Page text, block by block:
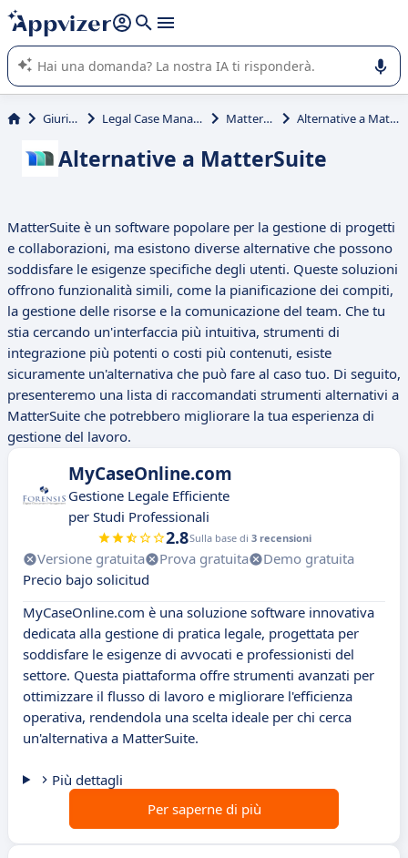
righe con
shift + enter
L'IA di Appvizer vi guida nell'utilizzo o nella scelta di un
software SaaS per la vostra azienda.
Giuridico Legal Case Management MatterSuite Alternative a MatterSuite
Alternative a MatterSuite
MatterSuite è un software popolare per la gestione di progetti
e collaborazioni, ma esistono diverse alternative che possono
soddisfare le esigenze specifiche degli utenti. Queste soluzioni
offrono funzionalità simili, come la pianificazione dei compiti,
la gestione delle risorse e la comunicazione del team. Che tu
stia cercando un'interfaccia più intuitiva, strumenti di
integrazione più potenti o costi più contenuti, esiste
sicuramente un'alternativa che può fare al caso tuo. Di seguito,
presenteremo una lista di raccomandati strumenti alternativi a
MatterSuite che potrebbero migliorare la tua esperienza di
gestione del lavoro.
MyCaseOnline.com
Gestione Legale Efficiente
per Studi Professionali
2.8Sulla base di 3 recensioni
Versione gratuita Prova gratuita
Demo gratuita
Precio bajo solicitud
MyCaseOnline.com è una soluzione software innovativa
dedicata alla gestione di pratica legale, progettata per
soddisfare le esigenze di avvocati e professionisti del
settore. Questa piattaforma offre strumenti avanzati per
ottimizzare il flusso di lavoro e migliorare l'efficienza
operativa, rendendola una scelta ideale per chi cerca
un'alternativa a MatterSuite.
Più dettagli
Per saperne di più